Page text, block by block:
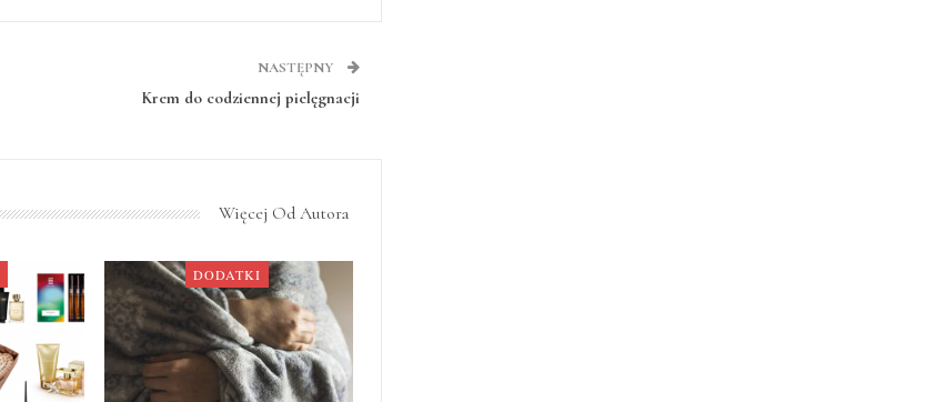
NASTĘPNY
Krem do codziennej pielęgnacji
Więcej Od Autora
DODATKI